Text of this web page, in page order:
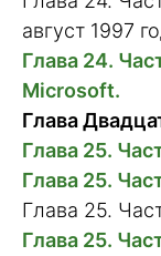
август 1997
Глава 24.
Microsoft.
Глава
Глава 25.
Глава 25.
Глава 25.
Глава 25.